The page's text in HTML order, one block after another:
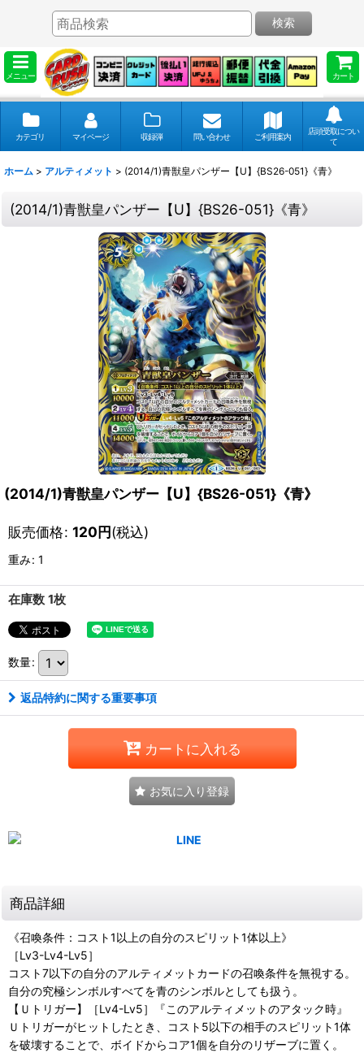
メニュー カート
検索
カテゴリ マイページ 収録弾 問い合わせ ご利用案内
店頭受取につい
て
ホーム > アルティメット > (2014/1)青獣皇パンザー【U】{BS26-051}《青》
(2014/1)青獣皇パンザー【U】{BS26-051}《青》
(2014/1)青獣皇パンザー【U】{BS26-051}《青》
販売価格: 120円(税込)
重み: 1
在庫数 1枚
数量:
返品特約に関する重要事項
カートに入れる
お気に入り登録
商品詳細
《召喚条件：コスト1以上の自分のスピリット1体以上》
［Lv3-Lv4-Lv5］
コスト7以下の自分のアルティメットカードの召喚条件を無視する。
自分の究極シンボルすべてを青のシンボルとしても扱う。
【Ｕトリガー】［Lv4-Lv5］『このアルティメットのアタック時』
Ｕトリガーがヒットしたとき、コスト5以下の相手のスピリット1体
を破壊することで、ボイドからコア1個を自分のリザーブに置く。